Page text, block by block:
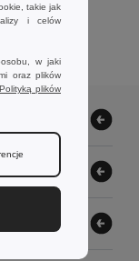
takie jak
i celów
w jaki
oraz plików
Polityką plików